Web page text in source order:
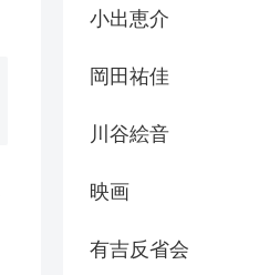
小出恵介
岡田祐佳
川谷絵音
映画
有吉反省会